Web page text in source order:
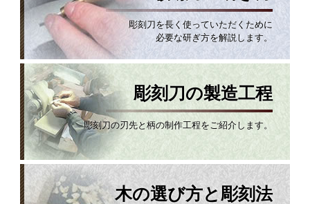
彫刻刀を長く使っていただくために
必要な研ぎ方を解説します。
彫刻刀の製造工程
彫刻刀の刃先と柄の制作工程をご紹介します。
木の選び方と彫刻法